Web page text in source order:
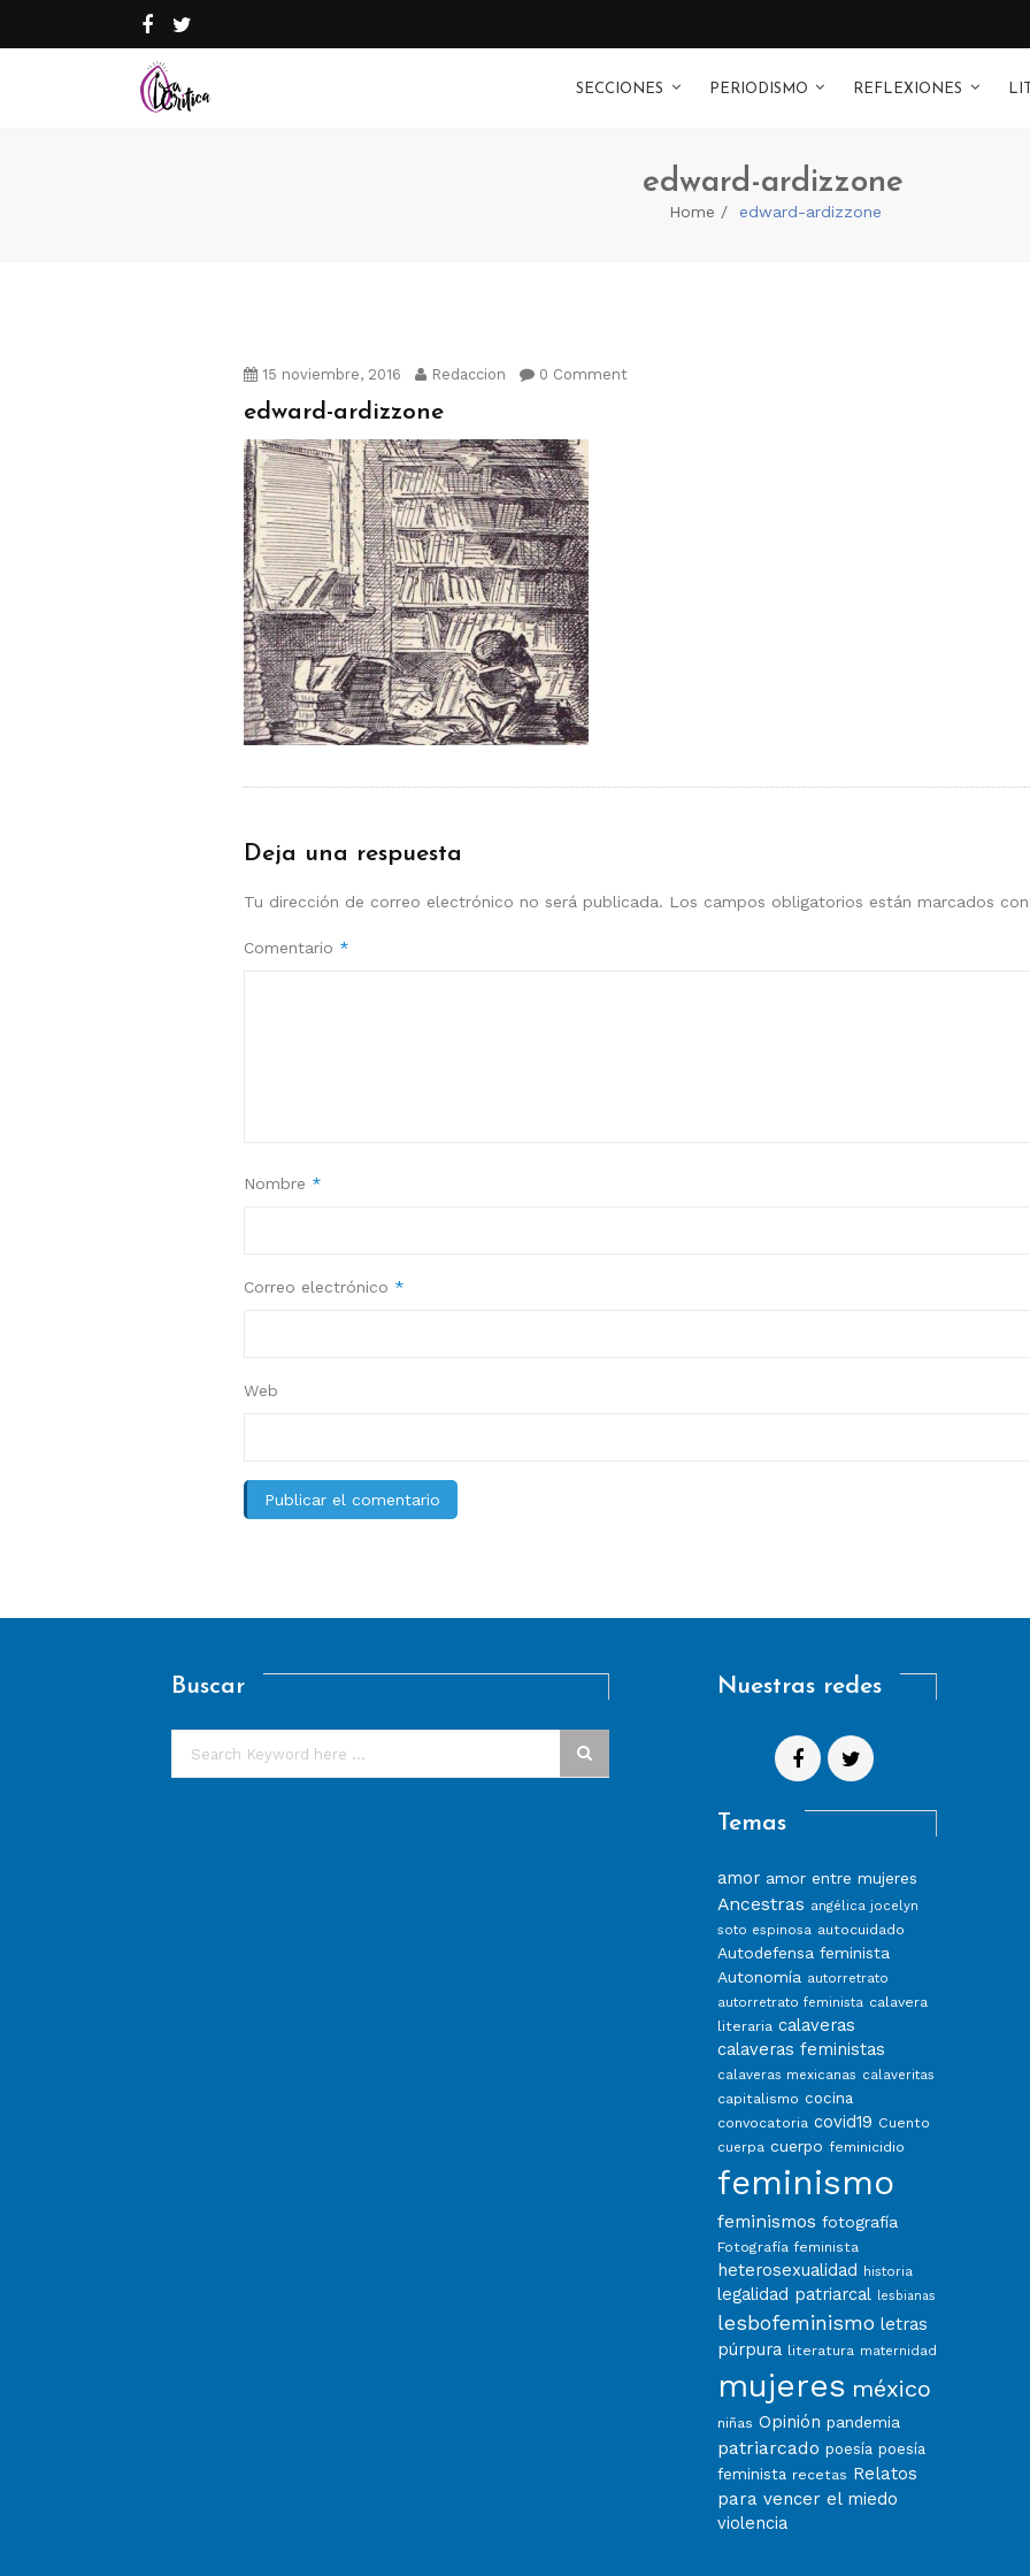
SECCIONES PERIODISMO REFLEXIONES
edward-ardizzone
Home edward-ardizzone
15 noviembre, 2016 Redaccion 0 Comment
edward-ardizzone
Deja una respuesta
Tu dirección de correo electrónico no será publicada. Los campos obligatorios están marcados
Comentario *
Nombre *
Correo electrónico *
Web
Buscar Nuestras redes
Temas
amor amor entre mujeres
Ancestras angélica jocelyn
soto espinosa autocuidado
Autodefensa feminista
Autonomía autorretrato
autorretrato feminista calavera
literaria calaveras
calaveras feministas
calaveras mexicanas calaveritas
capitalismo cocina
convocatoria covid19 Cuento
cuerpa cuerpo feminicidio
feminismo
feminismos fotografía
Fotografía feminista
heterosexualidad historia
legalidad patriarcal lesbianas
lesbofeminismo letras
púrpura literatura maternidad
mujeres méxico
niñas Opinión pandemia
patriarcado poesía poesía
feminista recetas Relatos
para vencer el miedo
violencia